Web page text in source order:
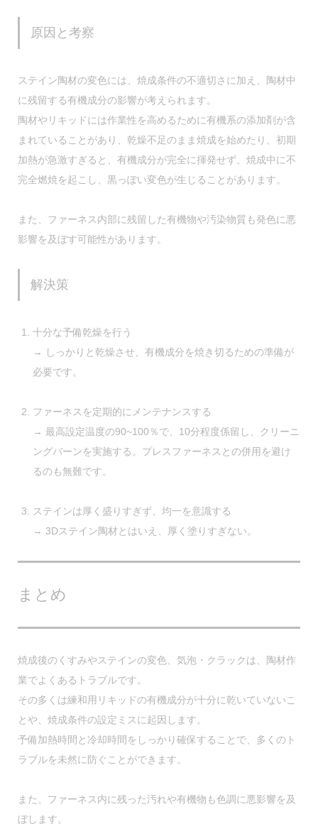
原因と考察
ステイン陶材の変色には、 焼成条件の不適切さ に加え、
陶材中
に残留する有機成分の影響が考えられます。
陶材やリキッドには作業性を高めるために有機系の添加剤が含
まれていることがあり、 乾燥不足のまま焼成を始めたり、初期
加熱が急激すぎると、有機成分が完全に揮発せず、焼成中に不
完全燃焼を起こし、黒っぽい変色が生じることがあります。
また、 ファーネス内部に残留した有機物や汚染物質 も発色に悪
影響を及ぼす可能性があります。
解決策
十分な予備乾燥を行う
→ しっかりと乾燥させ、有機成分を焼き切るための準備が
必要です。
ファーネスを定期的にメンテナンスする
→ 最高設定温度の90~100％で、10分程度係留し、クリーニ
ングバーンを実施する。プレスファーネスとの併用を避け
るのも無難です。
ステインは厚く盛りすぎず、均一を意識する
→ 3Dステイン陶材とはいえ、厚く塗りすぎない。
まとめ
焼成後のくすみやステインの変色、気泡・クラックは、陶材作
業でよくあるトラブルです。
その多くは練和用リキッドの有機成分が十分に乾いていないこ
とや、 焼成条件の設定ミス に起因します。
予備加熱時間と冷却時間 をしっかり確保することで、多くのト
ラブルを未然に防ぐことができます。
また、 ファーネス内に残った汚れや有機物 も色調に悪影響を及
ぼします。